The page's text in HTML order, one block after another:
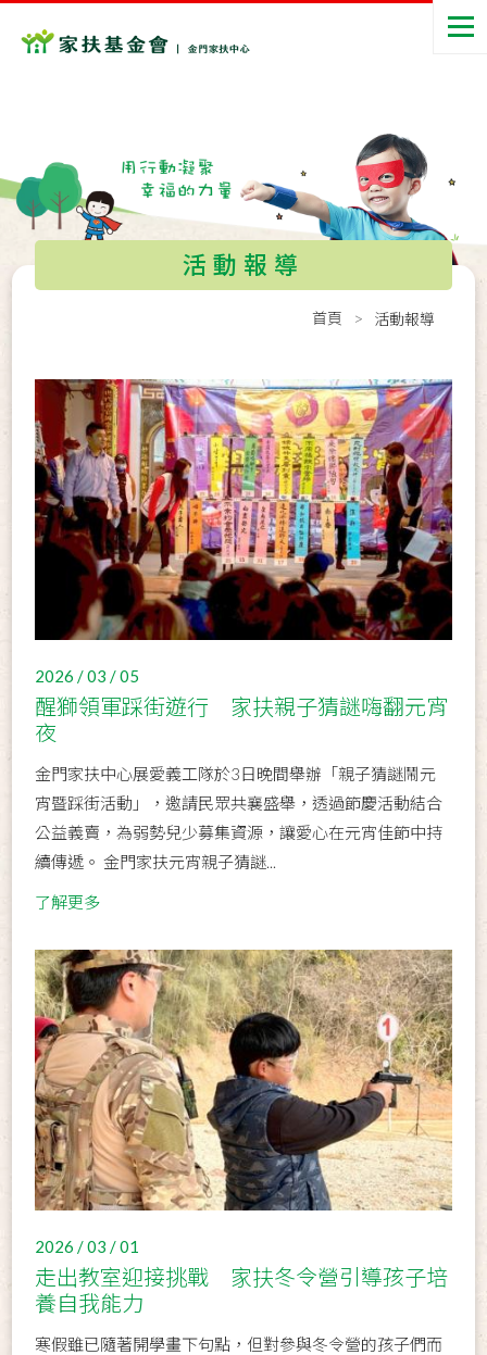
活動報導
首頁 活動報導
2026 / 03 / 05
醒獅領軍踩街遊行 家扶親子猜謎嗨翻元宵
夜
金門家扶中心展愛義工隊於3日晚間舉辦「親子猜謎鬧元
宵暨踩街活動」，邀請民眾共襄盛舉，透過節慶活動結合
公益義賣，為弱勢兒少募集資源，讓愛心在元宵佳節中持
續傳遞。 金門家扶元宵親子猜謎...
了解更多
2026 / 03 / 01
走出教室迎接挑戰 家扶冬令營引導孩子培
養自我能力
寒假雖已隨著開學畫下句點，但對參與冬令營的孩子們而